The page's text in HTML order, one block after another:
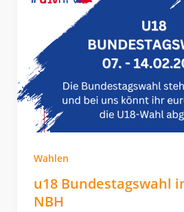
Wahlen
u18 Bundestagswahl
NBH